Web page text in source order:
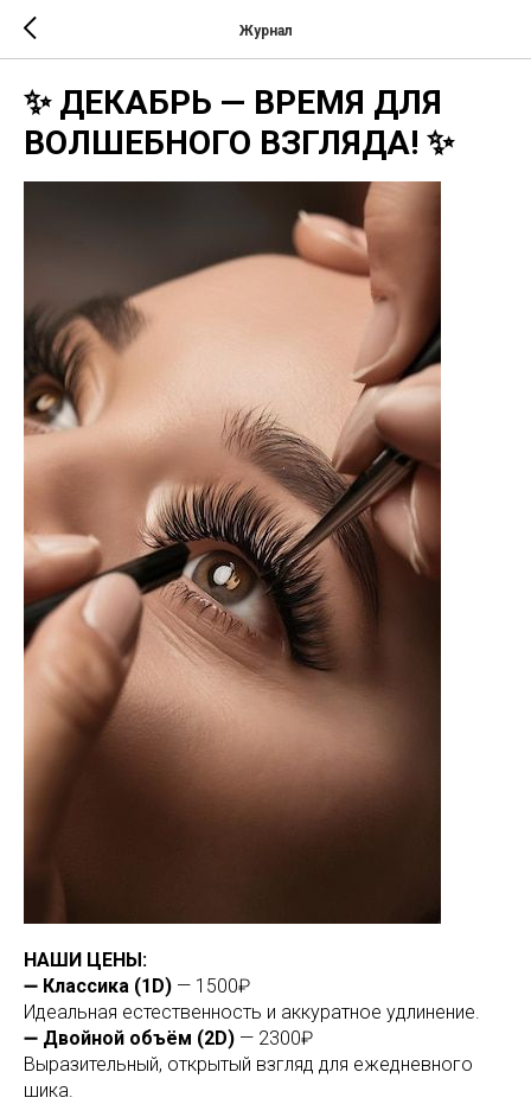
Журнал
✨ ДЕКАБРЬ — ВРЕМЯ ДЛЯ
ВОЛШЕБНОГО ВЗГЛЯДА! ✨
НАШИ ЦЕНЫ:
➖ Классика (1D) — 1500₽
Идеальная естественность и аккуратное удлинение.
➖ Двойной объём (2D) — 2300₽
Выразительный, открытый взгляд для ежедневного
шика.